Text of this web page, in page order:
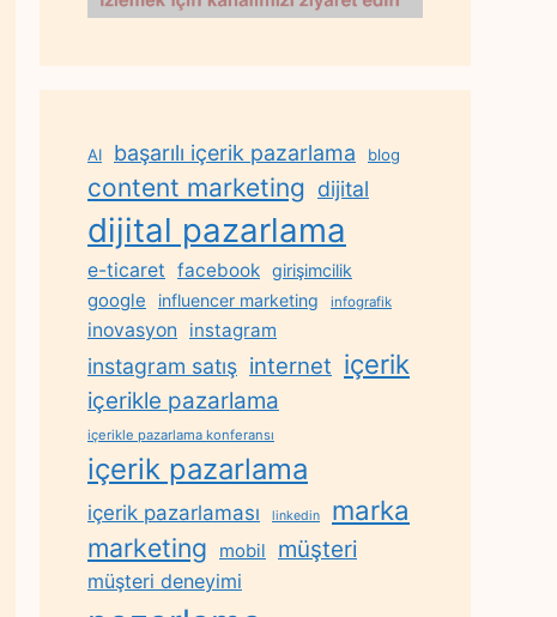
AI başarılı içerik pazarlama blog
content marketing dijital
dijital pazarlama
e-ticaret facebook girişimcilik
google influencer marketing infografik
inovasyon instagram
instagram satış internet içerik
içerikle pazarlama
içerikle pazarlama konferansı
içerik pazarlama
içerik pazarlaması linkedin marka
marketing mobil müşteri
müşteri deneyimi